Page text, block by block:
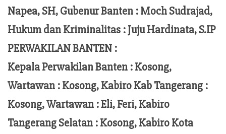
Napea, SH,Gubenur Banten : MochSudrajad,
Hukum dan Kriminalitas :Juju Hardinata, S.IP
PERWAKILAN BANTEN :
Kepala Perwakilan Banten : Kosong,
Wartawan : Kosong, Kabiro Kab Tangerang :
Kosong,Wartawan :Eli, Feri, Kabiro
Tangerang Selatan : Kosong, Kabiro Kota